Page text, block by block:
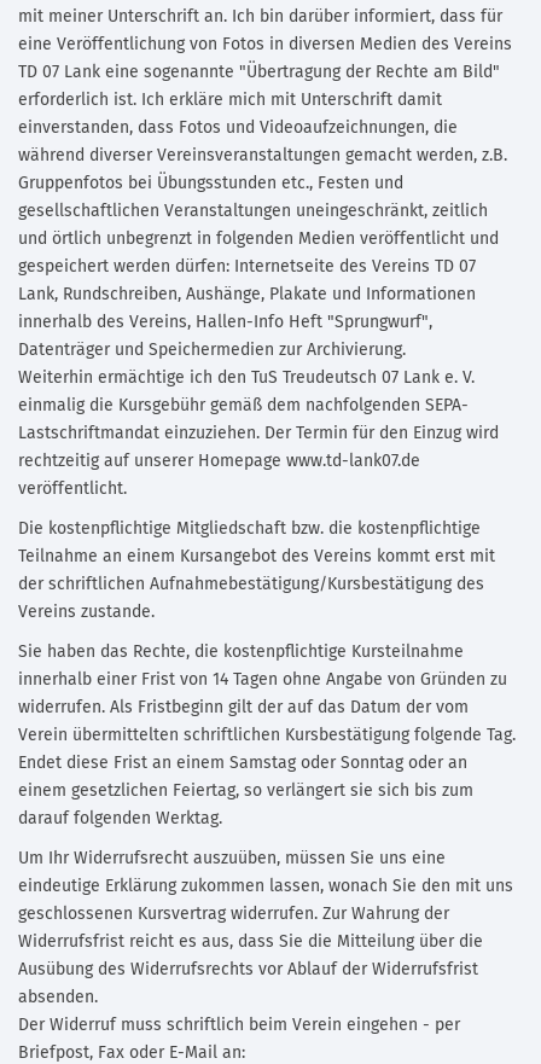
mit meiner Unterschrift an. Ich bin darüber informiert, dass für
eine Veröffentlichung von Fotos in diversen Medien des Vereins
TD 07 Lank eine sogenannte "Übertragung der Rechte am Bild"
erforderlich ist. Ich erkläre mich mit Unterschrift damit
einverstanden, dass Fotos und Videoaufzeichnungen, die
während diverser Vereinsveranstaltungen gemacht werden, z.B.
Gruppenfotos bei Übungsstunden etc., Festen und
gesellschaftlichen Veranstaltungen uneingeschränkt, zeitlich
und örtlich unbegrenzt in folgenden Medien veröffentlicht und
gespeichert werden dürfen: Internetseite des Vereins TD 07
Lank, Rundschreiben, Aushänge, Plakate und Informationen
innerhalb des Vereins, Hallen-Info Heft "Sprungwurf",
Datenträger und Speichermedien zur Archivierung.
Weiterhin ermächtige ich den TuS Treudeutsch 07 Lank e. V.
einmalig die Kursgebühr gemäß dem nachfolgenden SEPA-
Lastschriftmandat einzuziehen. Der Termin für den Einzug wird
rechtzeitig auf unserer Homepage www.td-lank07.de
veröffentlicht.
Die kostenpflichtige Mitgliedschaft bzw. die kostenpflichtige
Teilnahme an einem Kursangebot des Vereins kommt erst mit
der schriftlichen Aufnahmebestätigung/Kursbestätigung des
Vereins zustande.
Sie haben das Rechte, die kostenpflichtige Kursteilnahme
innerhalb einer Frist von 14 Tagen ohne Angabe von Gründen zu
widerrufen. Als Fristbeginn gilt der auf das Datum der vom
Verein übermittelten schriftlichen Kursbestätigung folgende Tag.
Endet diese Frist an einem Samstag oder Sonntag oder an
einem gesetzlichen Feiertag, so verlängert sie sich bis zum
darauf folgenden Werktag.
Um Ihr Widerrufsrecht auszuüben, müssen Sie uns eine
eindeutige Erklärung zukommen lassen, wonach Sie den mit uns
geschlossenen Kursvertrag widerrufen. Zur Wahrung der
Widerrufsfrist reicht es aus, dass Sie die Mitteilung über die
Ausübung des Widerrufsrechts vor Ablauf der Widerrufsfrist
absenden.
Der Widerruf muss schriftlich beim Verein eingehen - per
Briefpost, Fax oder E-Mail an: